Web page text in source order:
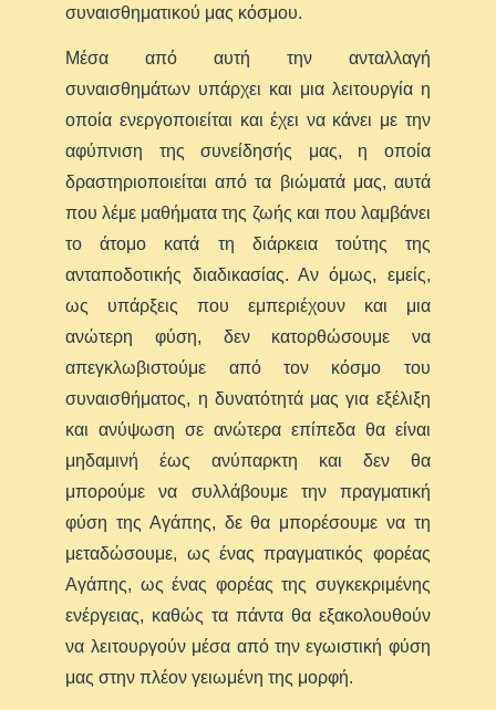
συναισθηματικού μας κόσμου.
Μέσα από αυτή την ανταλλαγή
συναισθημάτων υπάρχει και μια λειτουργία η
οποία ενεργοποιείται και έχει να κάνει με την
αφύπνιση της συνείδησής μας, η οποία
δραστηριοποιείται από τα βιώματά μας, αυτά
που λέμε μαθήματα της ζωής και που λαμβάνει
το άτομο κατά τη διάρκεια τούτης της
ανταποδοτικής διαδικασίας. Αν όμως, εμείς,
ως υπάρξεις που εμπεριέχουν και μια
ανώτερη φύση, δεν κατορθώσουμε να
απεγκλωβιστούμε από τον κόσμο του
συναισθήματος, η δυνατότητά μας για εξέλιξη
και ανύψωση σε ανώτερα επίπεδα θα είναι
μηδαμινή έως ανύπαρκτη και δεν θα
μπορούμε να συλλάβουμε την πραγματική
φύση της Αγάπης, δε θα μπορέσουμε να τη
μεταδώσουμε, ως ένας πραγματικός φορέας
Αγάπης, ως ένας φορέας της συγκεκριμένης
ενέργειας, καθώς τα πάντα θα εξακολουθούν
να λειτουργούν μέσα από την εγωιστική φύση
μας στην πλέον γειωμένη της μορφή.